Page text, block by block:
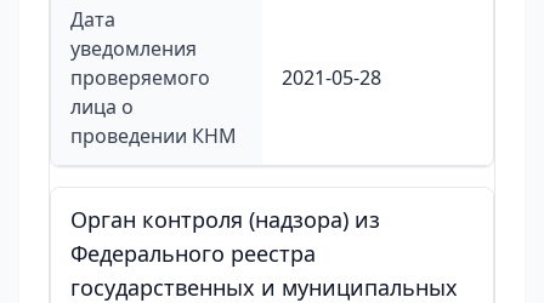
Дата
уведомления
проверяемого
лица о
проведении КНМ
2021-05-28
Орган контроля (надзора) из
Федерального реестра
государственных и муниципальных